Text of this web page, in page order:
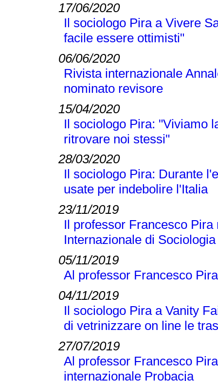
17/06/2020
Il sociologo Pira a Vivere
facile essere ottimisti"
06/06/2020
Rivista internazionale
nominato revisore
15/04/2020
Il sociologo Pira: "Viviamo
ritrovare noi stessi"
28/03/2020
Il sociologo Pira: Durante
usate per indebolire l'Italia
23/11/2019
Il professor Francesco
Internazionale di
05/11/2019
Al professor Francesco
04/11/2019
Il sociologo Pira a Vanity
di vetrinizzare on line le
27/07/2019
Al professor Francesco
internazionale Probacja